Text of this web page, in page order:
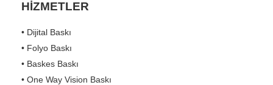
HİZMETLER
• Dijital Baskı
• Folyo Baskı
• Baskes Baskı
• One Way Vision Baskı